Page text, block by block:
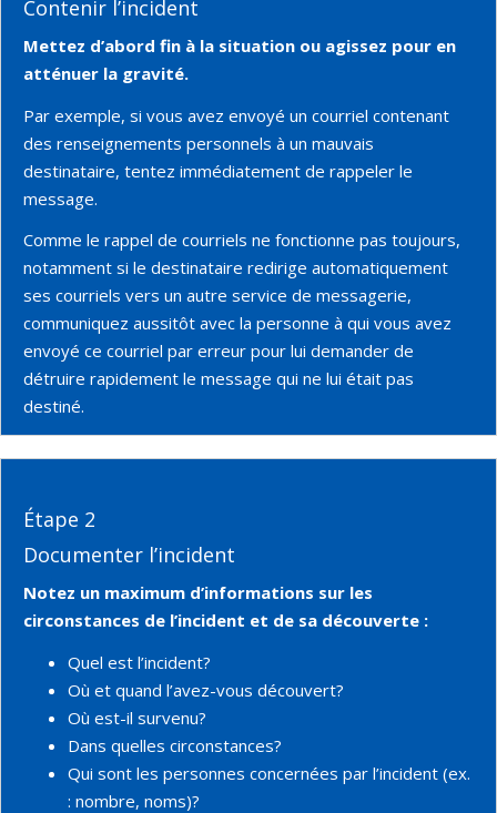
Contenir l’incident
Mettez d’abord fin à la situation ou agissez pour en
atténuer la gravité.
Par exemple, si vous avez envoyé un courriel contenant
des renseignements personnels à un mauvais
destinataire, tentez immédiatement de rappeler le
message.
Comme le rappel de courriels ne fonctionne pas toujours,
notamment si le destinataire redirige automatiquement
ses courriels vers un autre service de messagerie,
communiquez aussitôt avec la personne à qui vous avez
envoyé ce courriel par erreur pour lui demander de
détruire rapidement le message qui ne lui était pas
destiné.
Étape 2
Documenter l’incident
Notez un maximum d’informations sur les
circonstances de l’incident et de sa découverte :
Quel est l’incident?
Où et quand l’avez-vous découvert?
Où est-il survenu?
Dans quelles circonstances?
Qui sont les personnes concernées par l’incident (ex.
: nombre, noms)?